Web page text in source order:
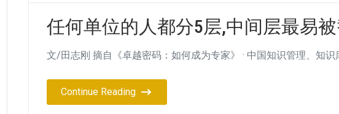
任何单位的人都分5层,中间层最易
文/田志刚 摘自《卓越密码：如何成为专家》 · 中国知识管理、知
Continue Reading